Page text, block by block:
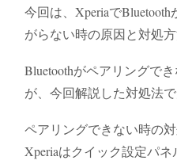
今回は、Xperiaで
がらない時の原因と対処
Bluetoothがペアリングで
が、今回解説した対処法
ペアリングできない時の
Xperiaはクイック設定パネ